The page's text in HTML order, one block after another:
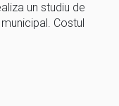
un studiu de
Costul